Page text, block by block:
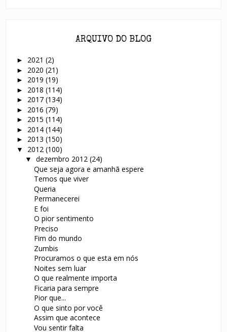
ARQUIVO DO BLOG
► 2021(2)
► 2020(21)
► 2019(19)
► 2018(114)
► 2017(134)
► 2016(79)
► 2015(114)
► 2014(144)
► 2013(150)
▼ 2012(100)
▼ dezembro 2012 (24)
Que seja agora e amanhã espere
Temos que viver
Queria
Permanecerei
E foi
O pior sentimento
Preciso
Fim do mundo
Zumbis
Procuramos o que esta em nós
Noites sem luar
O que realmente importa
Ficaria para sempre
Pior que...
O que sinto por você
Assim que acontece
Vou sentir falta